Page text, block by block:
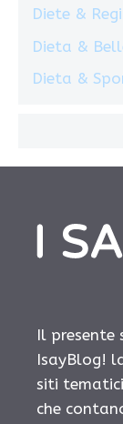
Diete &
Dieta &
Dieta &
Il presente
IsayBlog!
siti
che